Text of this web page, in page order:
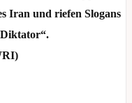
Iran und riefen Slogans